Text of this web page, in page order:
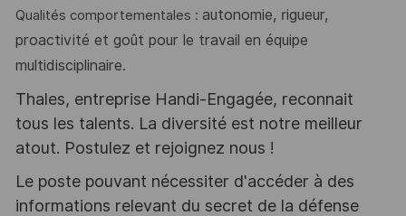
Qualités comportementales : autonomie, rigueur,
proactivité et goût pour le travail en équipe
multidisciplinaire.
Thales, entreprise Handi-Engagée, reconnait
tous les talents. La diversité est notre meilleur
atout. Postulez et rejoignez nous !
Le poste pouvant nécessiter d'accéder à des
informations relevant du secret de la défense